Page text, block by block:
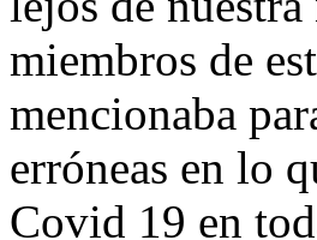
miembros de
mencionaba
erróneas en lo
Covid 19 en